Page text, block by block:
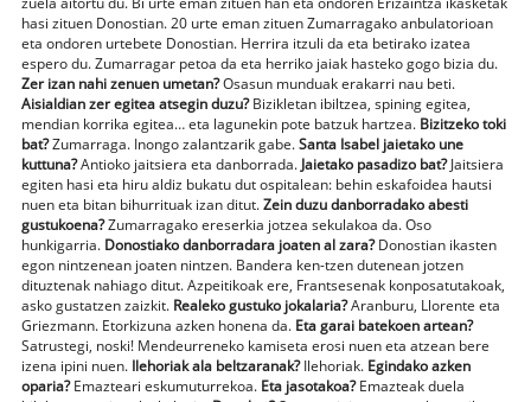
hasi zituen Donostian. 20 urte eman zituen Zumarragako anbulatorioan
eta ondoren urtebete Donostian. Herrira itzuli da eta betirako izatea
espero du. Zumarragar petoa da eta herriko jaiak hasteko gogo bizia du.
Zer izan nahi zenuen umetan?Osasun munduak erakarri nau beti.
Aisialdian zer egitea atsegin duzu?Bizikletan ibiltzea, spining egitea,
mendian korrika egitea… eta lagunekin pote batzuk hartzea. Bizitzeko toki
bat?Zumarraga. Inongo zalantzarik gabe.Santa Isabel jaietako une
kuttuna?Antioko jaitsiera eta danborrada. Jaietako pasadizo bat?Jaitsiera
egiten hasi eta hiru aldiz bukatu dut ospitalean: behin eskafoidea hautsi
nuen eta bitan bihurrituak izan ditut.Zein duzu danborradako abesti
gustukoena?Zumarragako ereserkia jotzea sekulakoa da. Oso
hunkigarria. Donostiako danborradara joaten al zara?Donostian ikasten
egon nintzenean joaten nintzen. Bandera ken-tzen dutenean jotzen
dituztenak nahiago ditut. Azpeitikoak ere, Frantsesenak konposatutakoak,
asko gustatzen zaizkit. Realeko gustuko jokalaria?Aranburu, Llorente eta
Griezmann. Etorkizuna azken honena da. Eta garai batekoen artean?
Satrustegi, noski! Mendeurreneko kamiseta erosi nuen eta atzean bere
izena ipini nuen. Ilehoriak ala beltzaranak?Ilehoriak. Egindako azken
oparia?Emazteari eskumuturrekoa. Eta jasotakoa?Emazteak duela